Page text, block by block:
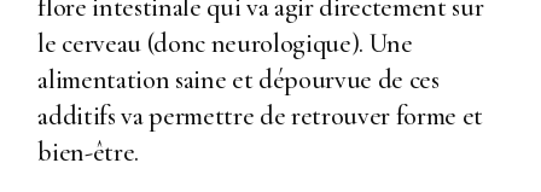
flore intestinale qui va agir directement sur
le cerveau (donc neurologique). Une
alimentation saine et dépourvue de ces
additifs va permettre de retrouver forme et
bien-être.